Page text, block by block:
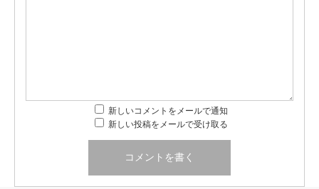
新しいコメントをメールで通知
新しい投稿をメールで受け取る